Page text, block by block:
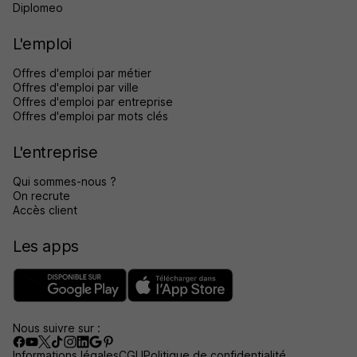
Diplomeo
L'emploi
Offres d'emploi par métier
Offres d'emploi par ville
Offres d'emploi par entreprise
Offres d'emploi par mots clés
L'entreprise
Qui sommes-nous ?
On recrute
Accès client
Les apps
Nous suivre sur :